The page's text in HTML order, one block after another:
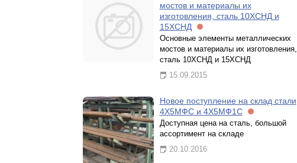
мостов и материалы их
изготовления, сталь 10ХСНД и
15ХСНД
Основные элементы металлических
мостов и материалы их изготовления,
сталь 10ХСНД и 15ХСНД
15.09.2015
Новое поступление на склад стали
4Х5МФС и 4Х5МФ1С
Доступная цена на сталь, большой
ассортимент на складе
20.10.2016